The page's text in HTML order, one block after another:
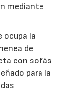
mediante
ocupa la
de
con sofás
para la